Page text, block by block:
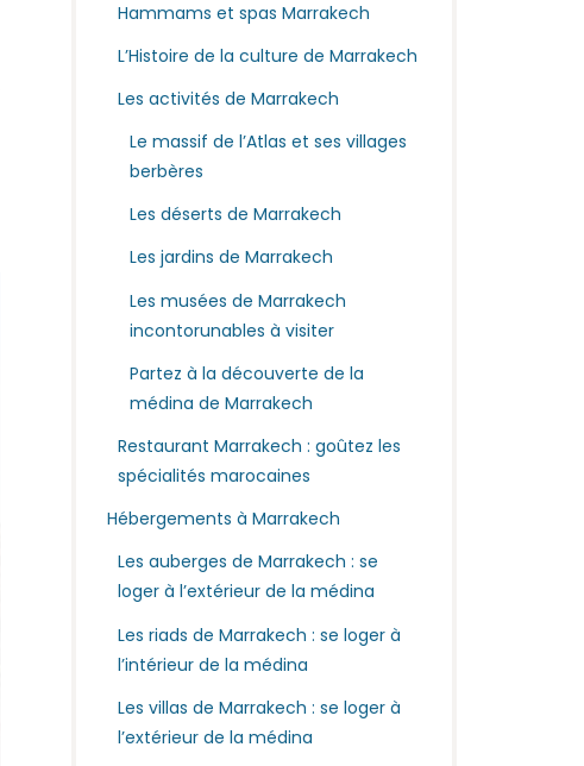
Hammams et spas Marrakech
L’Histoire de la culture de Marrakech
Les activités de Marrakech
Le massif de l’Atlas et ses villages
berbères
Les déserts de Marrakech
Les jardins de Marrakech
Les musées de Marrakech
incontorunables à visiter
Partez à la découverte de la
médina de Marrakech
Restaurant Marrakech : goûtez les
spécialités marocaines
Hébergements à Marrakech
Les auberges de Marrakech : se
loger à l’extérieur de la médina
Les riads de Marrakech : se loger à
l’intérieur de la médina
Les villas de Marrakech : se loger à
l’extérieur de la médina